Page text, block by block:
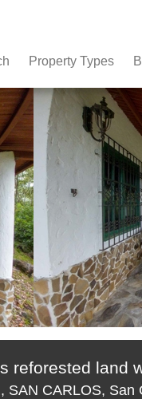
Property Types
reforested land
SAN CARLOS,